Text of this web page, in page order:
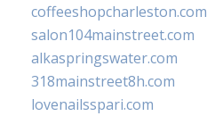
coffeeshopcharleston.com
salon104mainstreet.com
alkaspringswater.com
318mainstreet8h.com
lovenailsspari.com